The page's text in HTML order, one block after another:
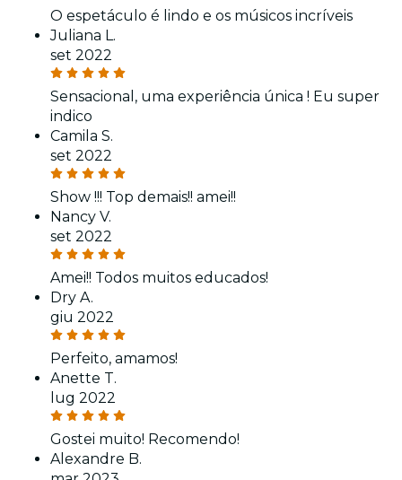
O espetáculo é lindo e os músicos incríveis
Juliana L.
set 2022
Sensacional, uma experiência única ! Eu super
indico
Camila S.
set 2022
Show !!! Top demais!! amei!!
Nancy V.
set 2022
Amei!! Todos muitos educados!
Dry A.
giu 2022
Perfeito, amamos!
Anette T.
lug 2022
Gostei muito! Recomendo!
Alexandre B.